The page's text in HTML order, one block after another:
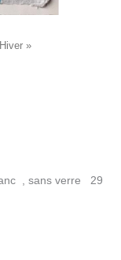
»
, sans verre 29